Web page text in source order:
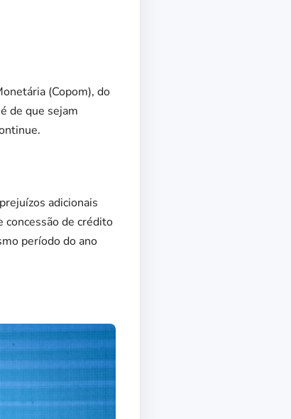
(Copom), do
de que sejam
adicionais
concessão de crédito
período do ano